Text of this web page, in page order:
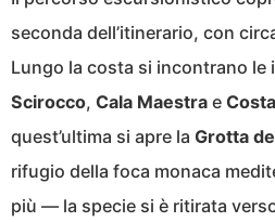
seconda dell’itinerario, con
Lungo la costa si incontrano le
Scirocco, Cala Maestra e
quest’ultima si apre la Grotta
rifugio della foca monaca
più — la specie si è ritirata